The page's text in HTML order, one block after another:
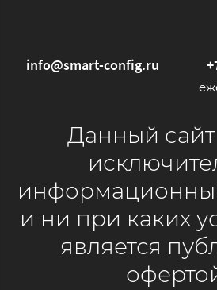
info@smart-config.ru
Данный
и ни при каких
является